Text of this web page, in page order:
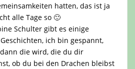
hatten, das ist ja
alle Tage so 🙂
Schulter gibt es einige
ich bin gespannt,
die wird, die du dir
ob du bei den Drachen bleibst